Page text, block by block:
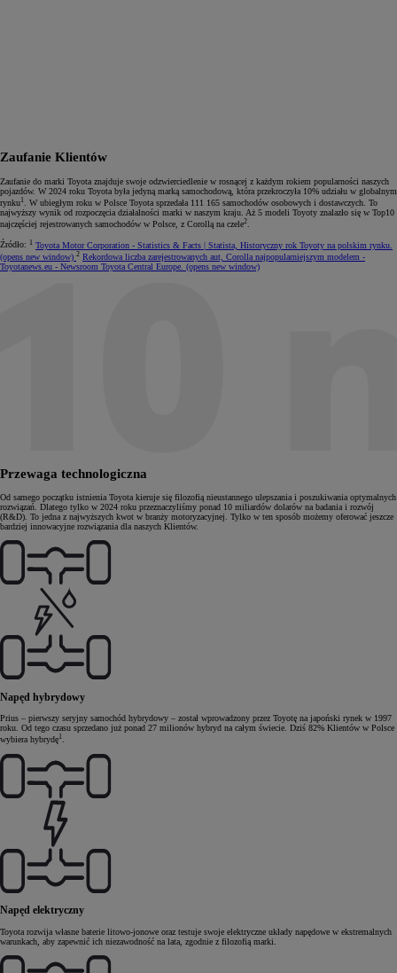
Zaufanie Klientów
Zaufanie do marki Toyota znajduje swoje odzwierciedlenie w rosnącej z każdym rokiem popularności naszych
pojazdów. W 2024 roku Toyota była jedyną marką samochodową, która przekroczyła 10% udziału w globalnym
rynku1
. W ubiegłym roku w Polsce Toyota sprzedała 111 165 samochodów osobowych i dostawczych. To
najwyższy wynik od rozpoczęcia działalności marki w naszym kraju. Aż 5 modeli Toyoty znalazło się w Top10
najczęściej rejestrowanych samochodów w Polsce, z Corollą na czele2.
Źródło: 1 Toyota Motor Corporation - Statistics & Facts | Statista, Historyczny rok Toyoty na polskim rynku.
(opens new window) 2 Rekordowa liczba zarejestrowanych aut, Corolla najpopularniejszym modelem -
Toyotanews.eu - Newsroom Toyota Central Europe. (opens new window)
Przewaga technologiczna
Od samego początku istnienia Toyota kieruje się filozofią nieustannego ulepszania i poszukiwania optymalnych
rozwiązań. Dlatego tylko w 2024 roku przeznaczyliśmy ponad 10 miliardów dolarów na badania i rozwój
(R&D). To jedna z najwyższych kwot w branży motoryzacyjnej. Tylko w ten sposób możemy oferować jeszcze
bardziej innowacyjne rozwiązania dla naszych Klientów.
Napęd hybrydowy
Prius – pierwszy seryjny samochód hybrydowy – został wprowadzony przez Toyotę na japoński rynek w 1997
roku. Od tego czasu sprzedano już ponad 27 milionów hybryd na całym świecie. Dziś 82% Klientów w Polsce
wybiera hybrydę1.
Napęd elektryczny
Toyota rozwija własne baterie litowo-jonowe oraz testuje swoje elektryczne układy napędowe w ekstremalnych
warunkach, aby zapewnić ich niezawodność na lata, zgodnie z filozofią marki.